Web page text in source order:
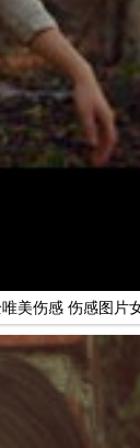
美伤感 伤感图片